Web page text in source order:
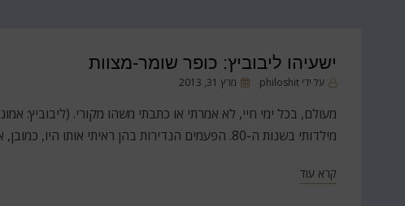
ישעיהו ליבוביץ: כופר שומר-מצוות
על ידיphiloshit
פורסם
מרץ 31, 2013
מעולם, בכל ימי חיי, לא אמרתי או כתבתי משהו מקורי. (ליבוביץ:
מילדותי בשנות ה-80. הפעמים הנדירות בהן ראיתי אותו היו, כמובן, אך ורק באמצעי התקשורת, ולא הבנתי מילה ממה שאמר.…
קרא עוד